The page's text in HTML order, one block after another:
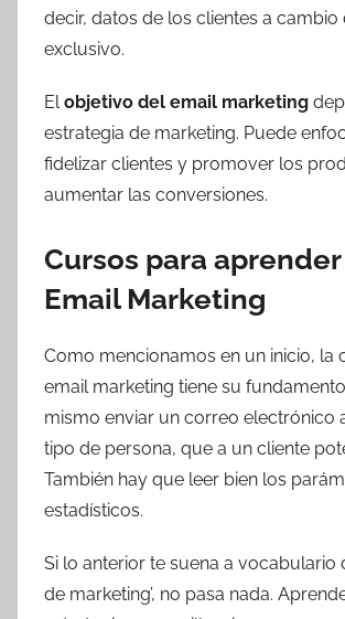
decir, datos de los clientes a cambio
exclusivo.
Elobjetivo del email marketing
estrategia de marketing. Puede
fidelizar clientes y promover los
aumentar las conversiones.
Cursos para
Email Marketing
Como mencionamos en un inicio, la
email marketing tiene su
mismo enviar un correo electrónico
tipo de persona, que a un cliente
También hay que leer bien los
estadísticos.
Si lo anterior te suena a vocabulario
de marketing’, no pasa nada.